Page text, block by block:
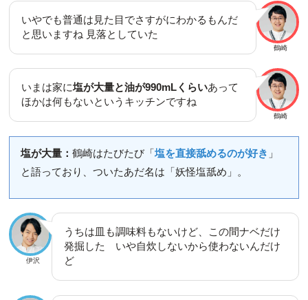
鶴崎
いやでも普通は見た目でさすがにわかるもんだ
と思いますね 見落としていた
鶴崎
いまは家に塩が大量と油が990mLくらいあって
ほかは何もないというキッチンですね
塩が大量： 鶴崎はたびたび「塩を直接舐めるのが好き 」
と語っており、ついたあだ名は「妖怪塩舐め」。
伊沢
うちは皿も調味料もないけど、この間ナベだけ
発掘した いや自炊しないから使わないんだけ
ど